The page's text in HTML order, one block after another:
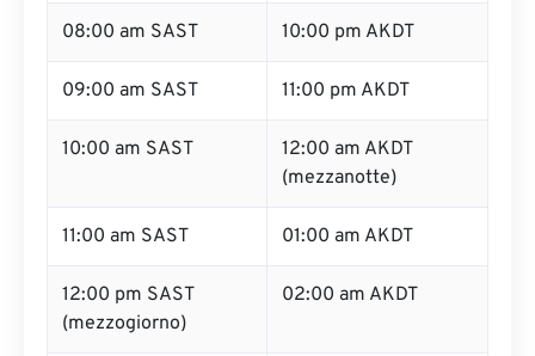
08:00 am SAST 10:00 pm AKDT
09:00 am SAST 11:00 pm AKDT
10:00 am SAST
12:00 am AKDT
(mezzanotte)
11:00 am SAST 01:00 am AKDT
12:00 pm SAST
(mezzogiorno)
02:00 am AKDT